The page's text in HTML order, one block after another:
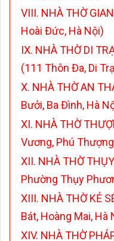
VIII. NHÀ THỜ
Hoài Đức, Hà Nội)
IX. NHÀ THỜ DI
(111 Thôn Đa, Di
X. NHÀ THỜ AN
Bưởi, Ba Đình, Hà
XI. NHÀ THỜ
Vương, Phú
XII. NHÀ THỜ
Phường Thụy
XIII. NHÀ THỜ KẺ
Bát, Hoàng Mai, Hà
XIV. NHÀ THỜ